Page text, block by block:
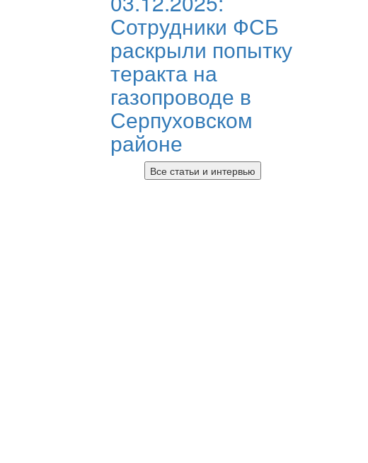
Сотрудники ФСБ
раскрыли попытку
теракта на
газопроводе в
Серпуховском
районе
Все статьи и интервью